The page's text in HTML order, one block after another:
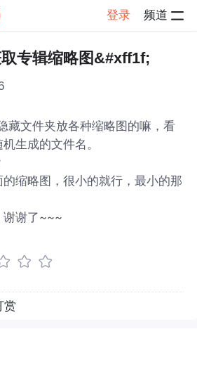
登录 频道
帖子详情
专辑缩略图&#xff1f;
藏文件夹放各种缩略图的嘛，看
生成的文件名。
缩略图，很小的就行，最小的那
谢谢了~~~
赏